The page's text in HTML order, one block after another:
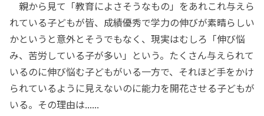
親から見て「教育によさそうなもの」をあれこれ与えら
れている子どもが皆、成績優秀で学力の伸びが素晴らしい
かというと意外とそうでもなく、現実はむしろ「伸び悩
み、苦労している子が多い」という。たくさん与えられて
いるのに伸び悩む子どもがいる一方で、それほど手をかけ
られているように見えないのに能力を開花させる子どもが
いる。その理由は......